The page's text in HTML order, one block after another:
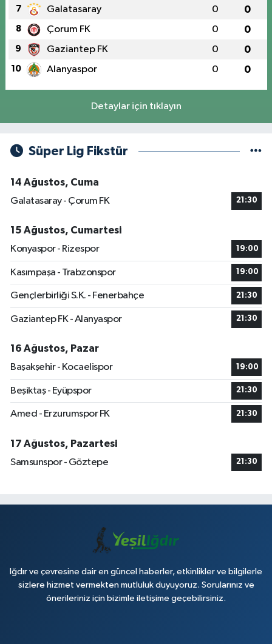
7 Galatasaray 0 0
8 Çorum FK 0 0
9 Gaziantep FK 0 0
10 Alanyaspor 0 0
Detaylar için tıklayın
Süper Lig Fikstür
14 Ağustos, Cuma
Galatasaray - Çorum FK
21:30
15 Ağustos, Cumartesi
Konyaspor - Rizespor
19:00
Kasımpaşa - Trabzonspor 19:00
Gençlerbirliği S.K. - Fenerbahçe 21:30
Gaziantep FK - Alanyaspor 21:30
16 Ağustos, Pazar
Başakşehir - Kocaelispor
19:00
Beşiktaş - Eyüpspor 21:30
Amed - Erzurumspor FK 21:30
17 Ağustos, Pazartesi
Samsunspor - Göztepe
21:30
Iğdır ve çevresine dair en güncel haberler, etkinlikler ve bilgilerle
sizlere hizmet vermekten mutluluk duyuyoruz. Sorularınız ve
önerileriniz için bizimle iletişime geçebilirsiniz.